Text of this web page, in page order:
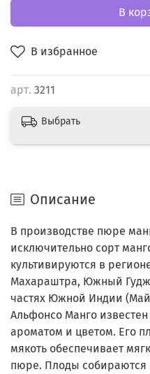
В избранное
арт. 3211
В
Выбрать
Описание
В производстве пюре
исключительно сорт
культивируются в
Махараштра, Южный
частях Южной Индии
Альфонсо Манго
ароматом и цветом. Его
мякоть обеспечивает
пюре. Плоды собираются